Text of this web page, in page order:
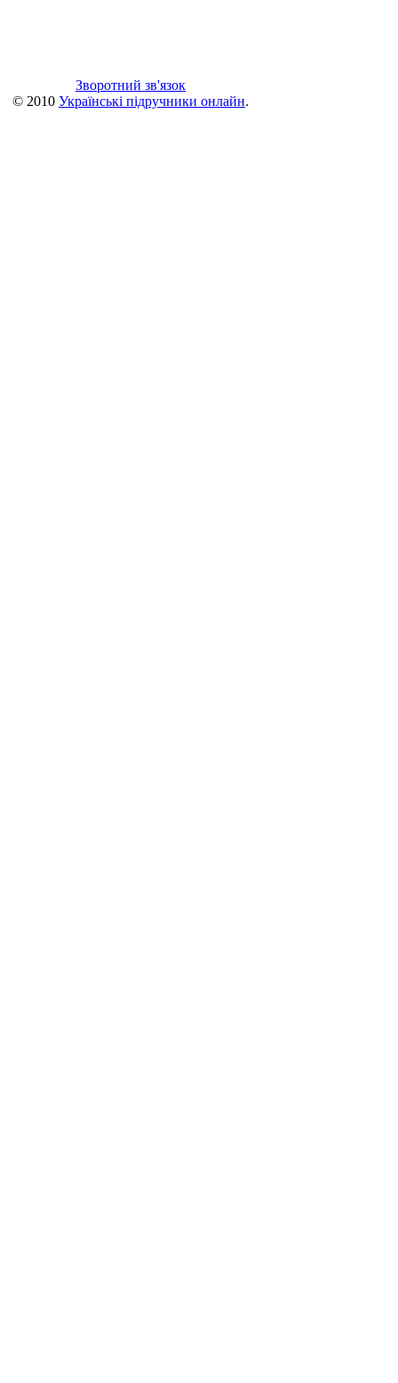
Зворотний зв'язок
© 2010 Українські підручники онлайн.